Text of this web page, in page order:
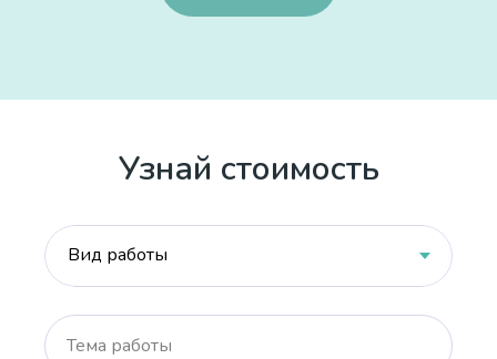
Узнай стоимость
Тема работы